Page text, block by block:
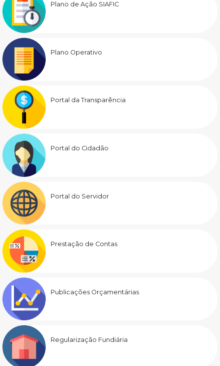
Plano de Ação SIAFIC
Plano Operativo
Portal da Transparência
Portal do Cidadão
Portal do Servidor
Prestação de Contas
Publicações Orçamentárias
Regularização Fundiária